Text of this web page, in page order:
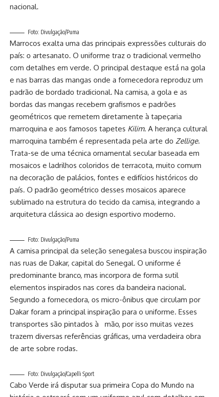
nacional.
Foto: Divulgação/Puma
Marrocos exalta uma das principais expressões culturais do
país: o artesanato. O uniforme traz o tradicional vermelho
com detalhes em verde. O principal destaque está na gola
e nas barras das mangas onde a fornecedora reproduz um
padrão de bordado tradicional. Na camisa, a gola e as
bordas das mangas recebem grafismos e padrões
geométricos que remetem diretamente à tapeçaria
marroquina e aos famosos tapetes Kilim. A herança cultural
marroquina também é representada pela arte do Zellige.
Trata-se de uma técnica ornamental secular baseada em
mosaicos e ladrilhos coloridos de terracota, muito comum
na decoração de palácios, fontes e edifícios históricos do
país. O padrão geométrico desses mosaicos aparece
sublimado na estrutura do tecido da camisa, integrando a
arquitetura clássica ao design esportivo moderno.
Foto: Divulgação/Puma
A camisa principal da seleção senegalesa buscou inspiração
nas ruas de Dakar, capital do Senegal. O uniforme é
predominante branco, mas incorpora de forma sutil
elementos inspirados nas cores da bandeira nacional.
Segundo a fornecedora, os micro-ônibus que circulam por
Dakar foram a principal inspiração para o uniforme. Esses
transportes são pintados à mão, por isso muitas vezes
trazem diversas referências gráficas, uma verdadeira obra
de arte sobre rodas.
Foto: Divulgação/Capelli Sport
Cabo Verde irá disputar sua primeira Copa do Mundo na